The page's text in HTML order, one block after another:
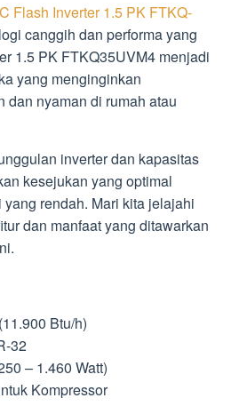
Flash Inverter 1.5 PK FTKQ-
canggih dan performa yang
1.5 PK FTKQ35UVM4 menjadi
yang menginginkan
nyaman di rumah atau
inverter dan kapasitas
kesejukan yang optimal
rendah. Mari kita jelajahi
dan manfaat yang ditawarkan
Btu/h)
32
– 1.460 Watt)
Kompressor